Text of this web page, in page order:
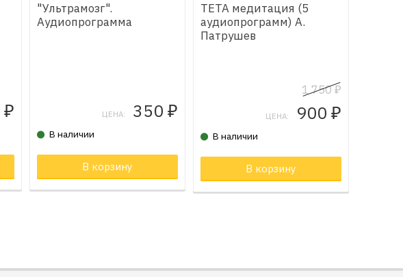
₽
Товар в корзине
"Ультрамозг".
Аудиопрограмма
ЦЕНА: 350 ₽
В наличии
В корзину
ТЕТА медитация (5
аудиопрограмм) А.
Патрушев
1 750₽
ЦЕНА: 900 ₽
В наличии
В корзину